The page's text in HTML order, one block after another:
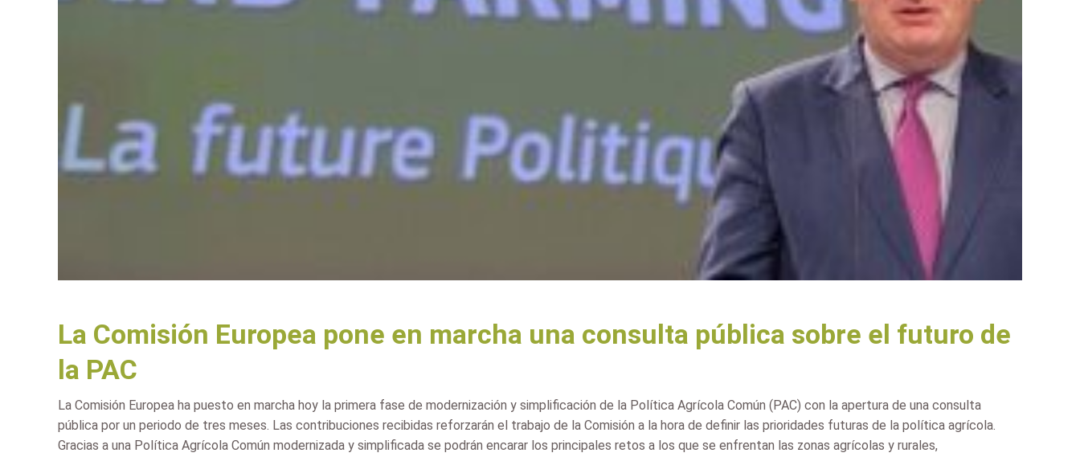
La Comisión Europea pone en marcha una consulta pública sobre el futuro de
la PAC
La Comisión Europea ha puesto en marcha hoy la primera fase de modernización y simplificación de la Política Agrícola Común (PAC) con la apertura de una consulta
pública por un periodo de tres meses. Las contribuciones recibidas reforzarán el trabajo de la Comisión a la hora de definir las prioridades futuras de la política agrícola.
Gracias a una Política Agrícola Común modernizada y simplificada se podrán encarar los principales retos a los que se enfrentan las zonas agrícolas y rurales,